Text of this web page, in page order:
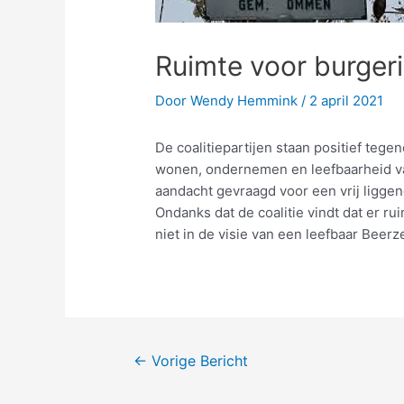
Ruimte voor
DoorWendy Hemmink/ 2 april 2021
De coalitiepartijen staan positief
wonen, ondernemen en leefbaarheid
aandacht gevraagd voor een vrij
Ondanks dat de coalitie vindt dat er
niet in de visie van een leefbaar
← Vorige Bericht